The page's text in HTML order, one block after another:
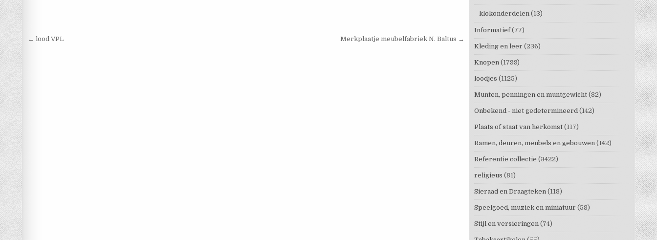
Berichtnavigatie
← lood VPL Merkplaatje meubelfabriek N. Baltus →
klokonderdelen (13)
Informatief (77)
Kleding en leer (236)
Knopen (1799)
loodjes (1125)
Munten, penningen en muntgewicht (82)
Onbekend - niet gedetermineerd (142)
Plaats of staat van herkomst (117)
Ramen, deuren, meubels en gebouwen (142)
Referentie collectie (3422)
religieus (81)
Sieraad en Draagteken (118)
Speelgoed, muziek en miniatuur (58)
Stijl en versieringen (74)